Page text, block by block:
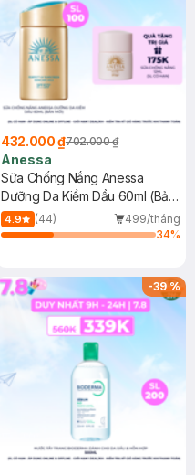
432.000 ₫702.000 ₫
Anessa
Sữa Chống Nắng Anessa
Dưỡng Da Kiềm Dầu 60ml (Bản
Mới)
4.9 (44)
499/tháng
34%
-39%